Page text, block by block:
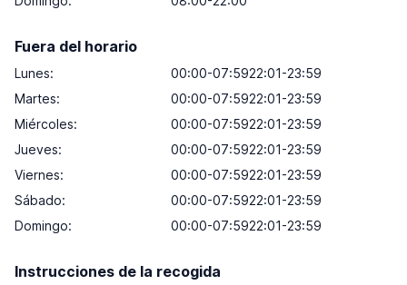
Fuera del horario
Lunes:
00:00-07:5922:01-23:59
Martes:
00:00-07:5922:01-23:59
Miércoles:
00:00-07:5922:01-23:59
Jueves:
00:00-07:5922:01-23:59
Viernes:
00:00-07:5922:01-23:59
Sábado:
00:00-07:5922:01-23:59
Domingo:
00:00-07:5922:01-23:59
Instrucciones de la recogida